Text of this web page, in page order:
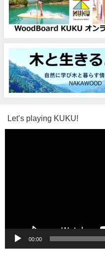
Let’s playing KUKU!
00:00